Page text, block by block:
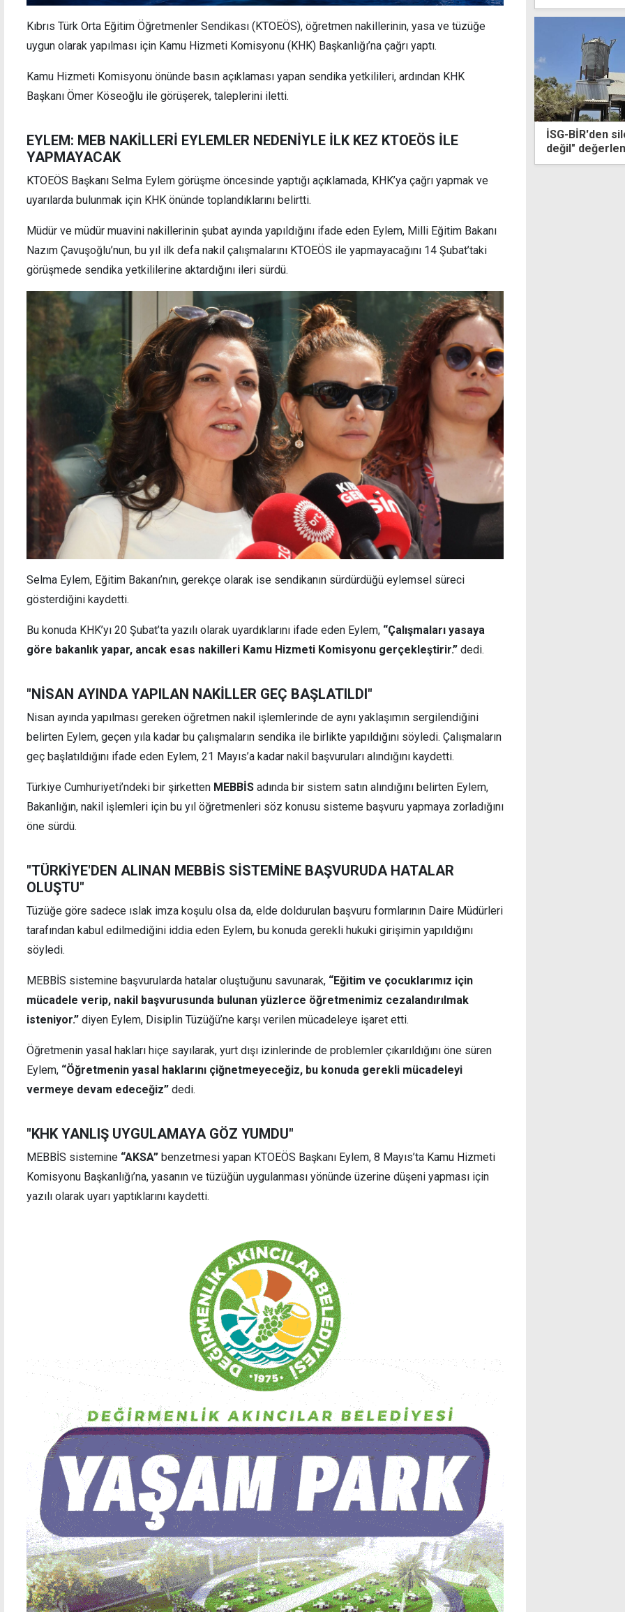
Kıbrıs Türk Orta Eğitim Öğretmenler Sendikası (KTOEÖS), öğretmen nakillerinin, yasa ve tüzüğe
uygun olarak yapılması için Kamu Hizmeti Komisyonu (KHK) Başkanlığı’na çağrı yaptı.
Kamu Hizmeti Komisyonu önünde basın açıklaması yapan sendika yetkilileri, ardından KHK
Başkanı Ömer Köseoğlu ile görüşerek, taleplerini iletti.
EYLEM: MEB NAKİLLERİ EYLEMLER NEDENİYLE İLK KEZ KTOEÖS İLE
YAPMAYACAK
KTOEÖS Başkanı Selma Eylem görüşme öncesinde yaptığı açıklamada, KHK’ya çağrı yapmak ve
uyarılarda bulunmak için KHK önünde toplandıklarını belirtti.
Müdür ve müdür muavini nakillerinin şubat ayında yapıldığını ifade eden Eylem, Milli Eğitim Bakanı
Nazım Çavuşoğlu’nun, bu yıl ilk defa nakil çalışmalarını KTOEÖS ile yapmayacağını 14 Şubat’taki
görüşmede sendika yetkililerine aktardığını ileri sürdü.
Selma Eylem, Eğitim Bakanı’nın, gerekçe olarak ise sendikanın sürdürdüğü eylemsel süreci
gösterdiğini kaydetti.
Bu konuda KHK’yı 20 Şubat’ta yazılı olarak uyardıklarını ifade eden Eylem, “Çalışmaları yasaya
göre bakanlık yapar, ancak esas nakilleri Kamu Hizmeti Komisyonu gerçekleştirir.” dedi.
"NİSAN AYINDA YAPILAN NAKİLLER GEÇ BAŞLATILDI"
Nisan ayında yapılması gereken öğretmen nakil işlemlerinde de aynı yaklaşımın sergilendiğini
belirten Eylem, geçen yıla kadar bu çalışmaların sendika ile birlikte yapıldığını söyledi. Çalışmaların
geç başlatıldığını ifade eden Eylem, 21 Mayıs’a kadar nakil başvuruları alındığını kaydetti.
Türkiye Cumhuriyeti’ndeki bir şirketten MEBBİS adında bir sistem satın alındığını belirten Eylem,
Bakanlığın, nakil işlemleri için bu yıl öğretmenleri söz konusu sisteme başvuru yapmaya zorladığını
öne sürdü.
"TÜRKİYE'DEN ALINAN MEBBİS SİSTEMİNE BAŞVURUDA HATALAR
OLUŞTU"
Tüzüğe göre sadece ıslak imza koşulu olsa da, elde doldurulan başvuru formlarının Daire Müdürleri
tarafından kabul edilmediğini iddia eden Eylem, bu konuda gerekli hukuki girişimin yapıldığını
söyledi.
MEBBİS sistemine başvurularda hatalar oluştuğunu savunarak, “Eğitim ve çocuklarımız için
mücadele verip, nakil başvurusunda bulunan yüzlerce öğretmenimiz cezalandırılmak
isteniyor.” diyen Eylem, Disiplin Tüzüğü’ne karşı verilen mücadeleye işaret etti.
Öğretmenin yasal hakları hiçe sayılarak, yurt dışı izinlerinde de problemler çıkarıldığını öne süren
Eylem, “Öğretmenin yasal haklarını çiğnetmeyeceğiz, bu konuda gerekli mücadeleyi
vermeye devam edeceğiz” dedi.
"KHK YANLIŞ UYGULAMAYA GÖZ YUMDU"
MEBBİS sistemine “AKSA” benzetmesi yapan KTOEÖS Başkanı Eylem, 8 Mayıs’ta Kamu Hizmeti
Komisyonu Başkanlığı’na, yasanın ve tüzüğün uygulanması yönünde üzerine düşeni yapması için
yazılı olarak uyarı yaptıklarını kaydetti.
Ateşkes çöktü mü? ABD ve İran karşılıklı
saldırılara başladı
İSG-BİR'den silonun çöktüğü kaza "kader
değil" değerlendirmesi: Bakım ve denetimle